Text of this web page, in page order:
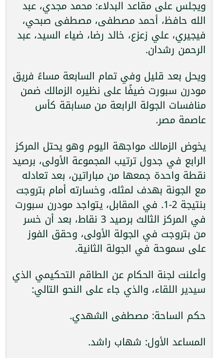
ويجلس على مقاعد البدلاء: محمد مجدي، عبد
الله حافظ، أحمد مصطفى، مصطفى صبحي،
فيجيري، علي زعزع، خالد رضا، ضياء السيد، عبد
الرحمن رشدان.
ويحل بعد قليل وفي تمام السابعة مساءً فريق
مودرن سبورت ضيفًا على نظيره الزمالك ضمن
منافسات الجولة الرابعة من مسابقة كأس
عاصمة مصر.
يخوض الزمالك مواجهة اليوم وهو يحتل المركز
الرابع في جدول ترتيب المجموعة الأولى، برصيد
نقطة واحدة جمعها من مباراتين، بعد تعادله
مع الجونة بهدف لمثله، وخسارته أمام بتروجت
بنتيجة 2-1. في المقابل، يتواجد مودرن سبورت
في المركز الثالث برصيد 3 نقاط، بعد أن خسر
من بتروجت في الجولة الأولى، وحقق الفوز
على سموحة في الجولة الثانية.
وأعلنت لجنة الحكام عن الطاقم التحكيمي الذي
سيدير اللقاء، والذي جاء على النحو التالي:
حكم الساحة: مصطفى الشهدي.
المساعد الأول: شهاب راشد.